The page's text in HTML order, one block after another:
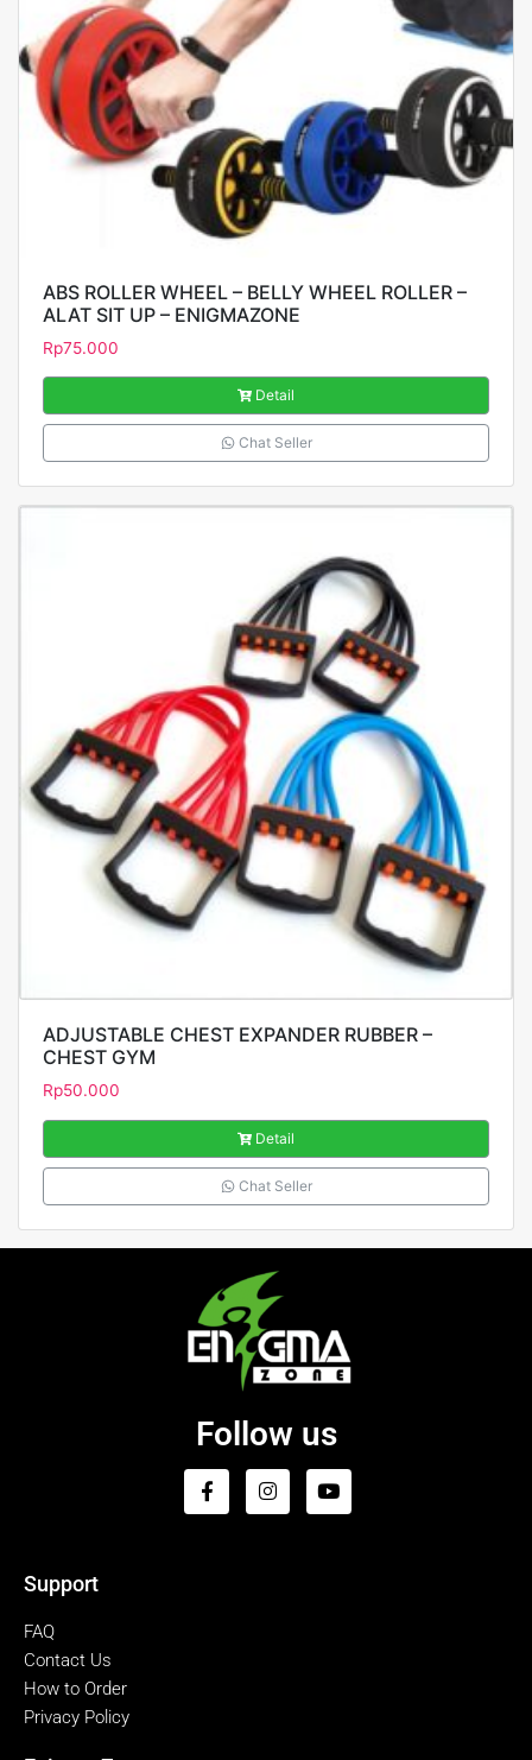
ABS ROLLER WHEEL – BELLY WHEEL ROLLER –
ALAT SIT UP – ENIGMAZONE
Rp75.000
Detail
Chat Seller
ADJUSTABLE CHEST EXPANDER RUBBER –
CHEST GYM
Rp50.000
Detail
Chat Seller
Follow us
Support
FAQ
Contact Us
How to Order
Privacy Policy